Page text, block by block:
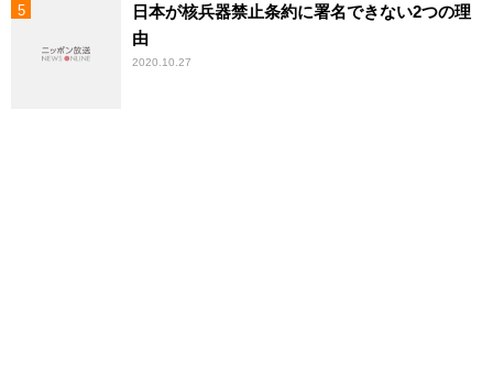
日本が核兵器禁止条約に署名できない2つの理
由
2020.10.27